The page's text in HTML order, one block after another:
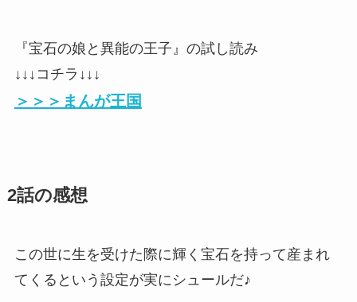
『宝石の娘と異能の王子』の試し読み
↓↓↓コチラ↓↓↓
＞＞＞まんが王国
2話の感想
この世に生を受けた際に輝く宝石を持って産まれ
てくるという設定が実にシュールだ♪